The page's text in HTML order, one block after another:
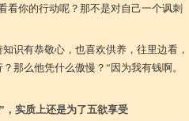
看你的行动呢？那不是对自己一个讽刺
识有恭敬心，也喜欢供养，往里边看，
那么他凭什么傲慢？“因为我有钱啊。
，实质上还是为了五欲享受